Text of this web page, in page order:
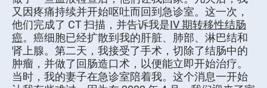
又因疼痛持续并开始呕吐而回到急诊室。这一次，
他们完成了 CT 扫描，并告诉我是IV 期转移性结肠
癌。癌细胞已经扩散到我的肝脏、肺部、淋巴结和
肾上腺。第二天，我接受了手术，切除了结肠中的
肿瘤，并做了回肠造口术，以便能立即开始治疗。
当时，我的妻子在急诊室陪着我。这个消息一开始